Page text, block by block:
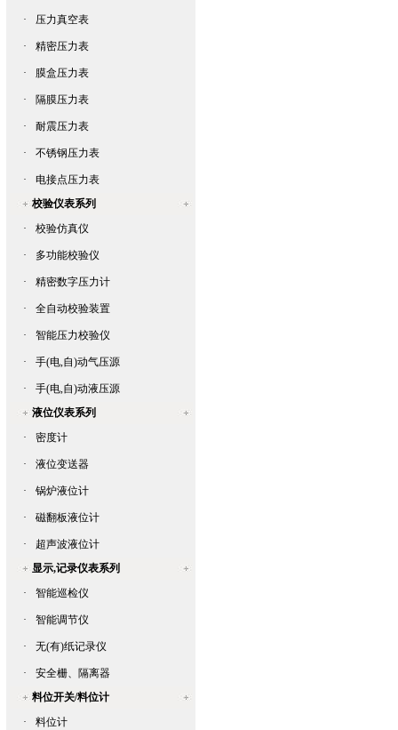
· 压力真空表
· 精密压力表
· 膜盒压力表
· 隔膜压力表
· 耐震压力表
· 不锈钢压力表
·
电接点压力表
校验仪表系列
·
校验仿真仪
· 多功能校验仪
· 精密数字压力计
· 全自动校验装置
· 智能压力校验仪
· 手(电,自)动气压源
·
手(电,自)动液压源
液位仪表系列
·
密度计
· 液位变送器
· 锅炉液位计
· 磁翻板液位计
·
超声波液位计
显示,记录仪表系列
·
智能巡检仪
· 智能调节仪
· 无(有)纸记录仪
·
安全栅、隔离器
料位开关/料位计
·
料位计